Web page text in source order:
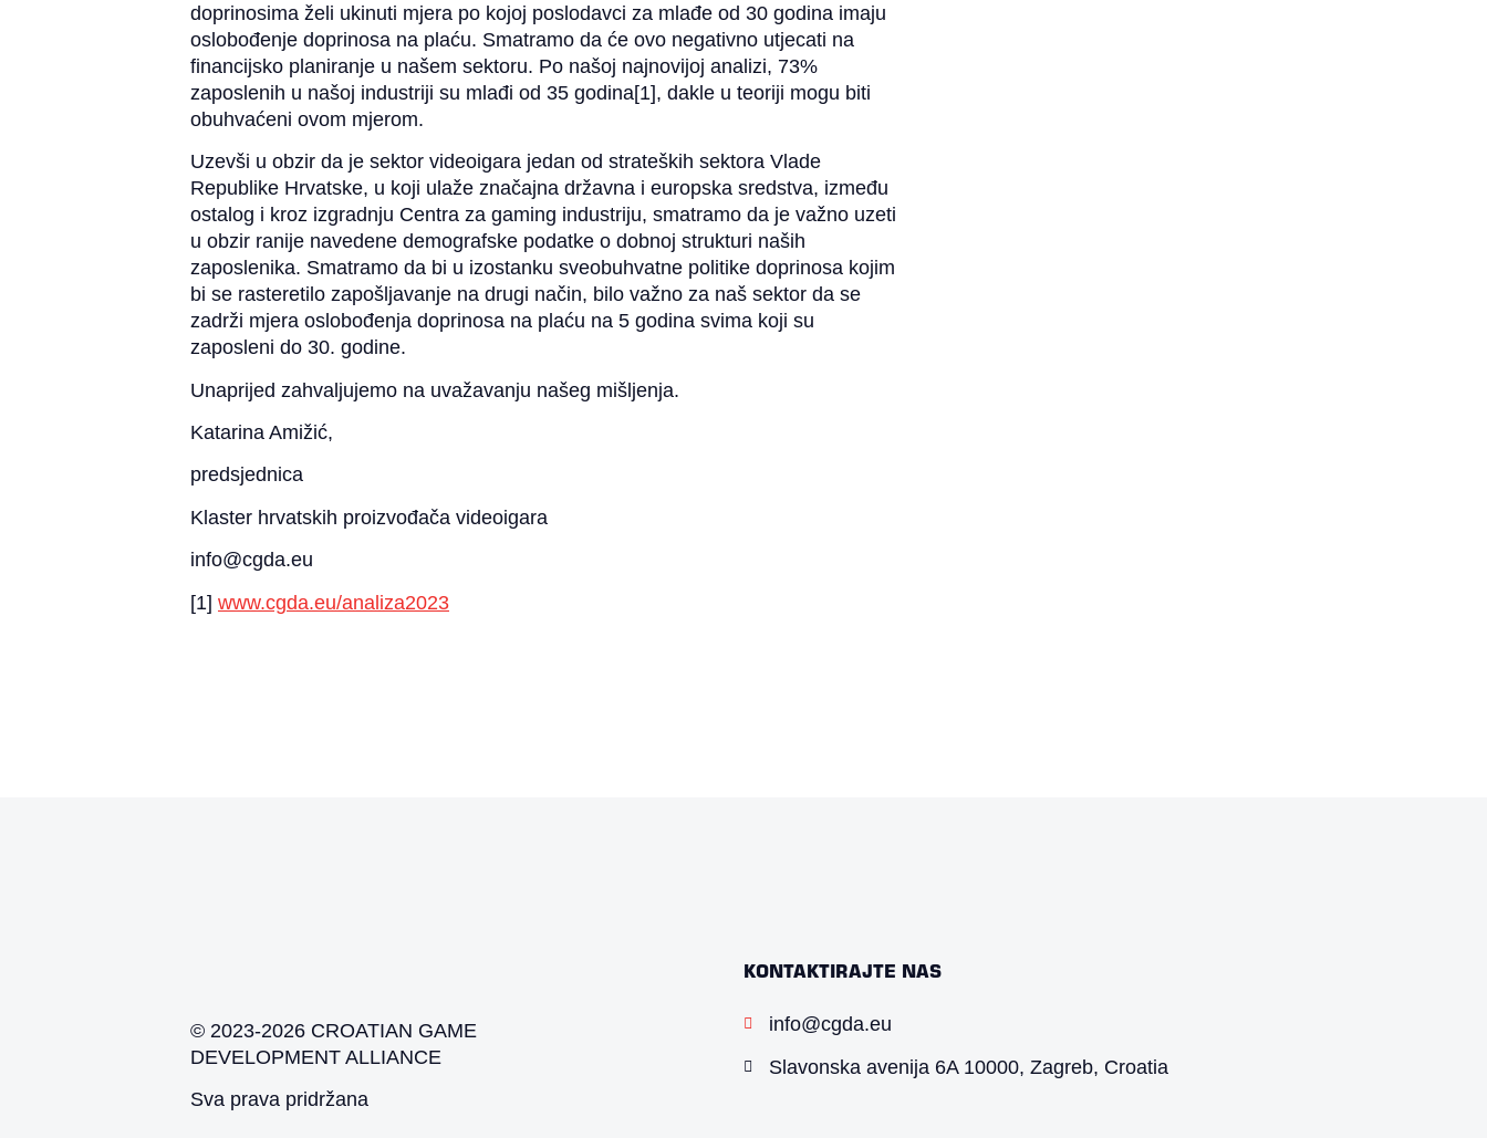
doprinosima želi ukinuti mjera po kojoj poslodavci za mlađe od 30 godina imaju
oslobođenje doprinosa na plaću. Smatramo da će ovo negativno utjecati na
financijsko planiranje u našem sektoru. Po našoj najnovijoj analizi, 73%
zaposlenih u našoj industriji su mlađi od 35 godina[1], dakle u teoriji mogu biti
obuhvaćeni ovom mjerom.
Uzevši u obzir da je sektor videoigara jedan od strateških sektora Vlade
Republike Hrvatske, u koji ulaže značajna državna i europska sredstva, između
ostalog i kroz izgradnju Centra za gaming industriju, smatramo da je važno uzeti
u obzir ranije navedene demografske podatke o dobnoj strukturi naših
zaposlenika. Smatramo da bi u izostanku sveobuhvatne politike doprinosa kojim
bi se rasteretilo zapošljavanje na drugi način, bilo važno za naš sektor da se
zadrži mjera oslobođenja doprinosa na plaću na 5 godina svima koji su
zaposleni do 30. godine.
Unaprijed zahvaljujemo na uvažavanju našeg mišljenja.
Katarina Amižić,
predsjednica
Klaster hrvatskih proizvođača videoigara
info@cgda.eu
[1] www.cgda.eu/analiza2023
© 2023-2026 CROATIAN GAME
DEVELOPMENT ALLIANCE
Sva prava pridržana
KONTAKTIRAJTE NAS
info@cgda.eu
Slavonska avenija 6A 10000, Zagreb, Croatia